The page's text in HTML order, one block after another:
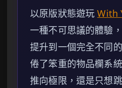
以原版狀態遊玩With
一種不可思議的體驗
提升到一個完全不同
倦了笨重的物品欄系
推向極限，還是只想